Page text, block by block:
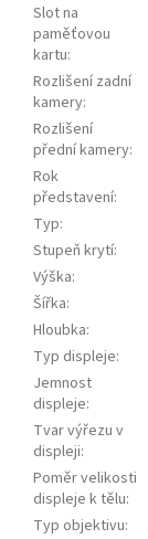
Slot na
paměťovou
kartu:
Rozlišení zadní
kamery:
Rozlišení
přední kamery:
Rok
představení:
Typ:
Stupeň krytí:
Výška:
Šířka:
Hloubka:
Typ displeje:
Jemnost
displeje:
Tvar výřezu v
displeji:
Poměr velikosti
displeje k tělu:
Typ objektivu: